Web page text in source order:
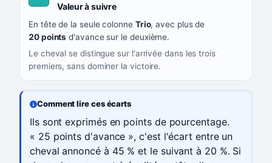
Valeur à suivre, couleur turquoise
En tête de la seule colonne Trio, avec plus de
20 points d'avance sur le deuxième.
Le cheval se distingue sur l'arrivée dans les trois
premiers, sans dominer la victoire.
Comment lire ces écarts
Ils sont exprimés en points de pourcentage.
« 25 points d'avance », c'est l'écart entre un
cheval annoncé à 45 % et le suivant à 20 %. Si